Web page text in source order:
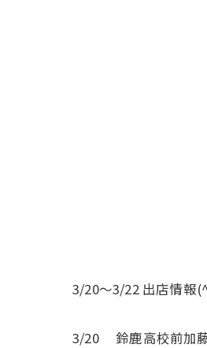
3/20〜3/22 出店情報
3/20 鈴鹿高校前加